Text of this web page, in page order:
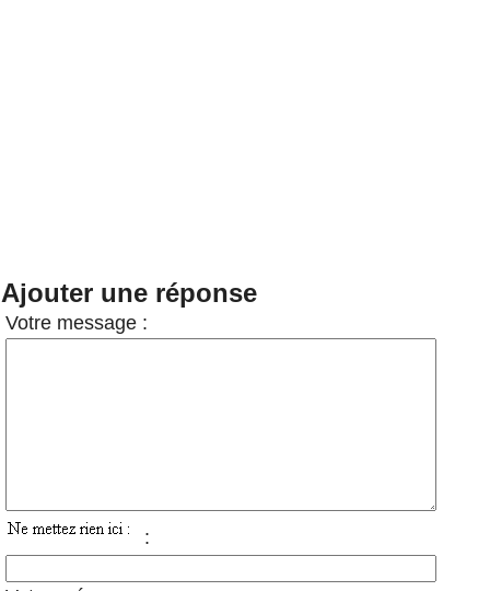
Ajouter une réponse
Votre message :
: